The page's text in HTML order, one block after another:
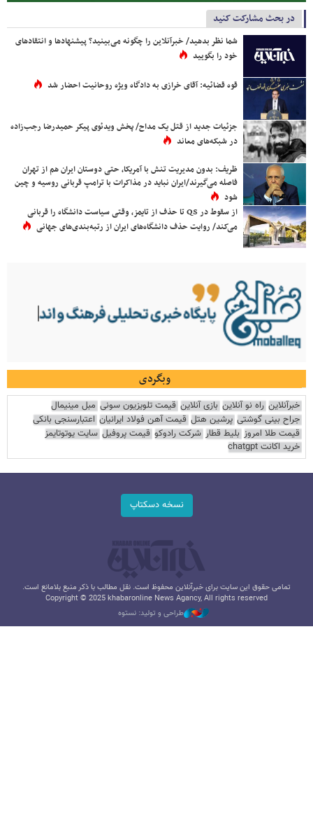
در بحث مشارکت کنید
شما نظر بدهید/ خبرآنلاین را چگونه می‌بینید؟ پیشنهادها و انتقادهای
خود را بگویید
قوه قضائیه: آقای خرازی به دادگاه ویژه روحانیت احضار شد
جزئیات جدید از قتل یک مداح/ پخش ویدئوی پیکر حمیدرضا رجب‌زاده
در شبکه‌های معاند
ظریف: بدون مدیریت تنش با آمریکا، حتی دوستان ایران هم از تهران
فاصله می‌گیرند/ایران نباید در مذاکرات با ترامپ قربانی روسیه و چین
شود
از سقوط در QS تا حذف از تایمز، وقتی سیاست دانشگاه را قربانی
می‌کند/ روایت حذف دانشگاه‌های ایران از رتبه‌بندی‌های جهانی
وبگردی
خبرآنلاین راه نو آنلاین بازی آنلاین قیمت تلویزیون سونی مبل مینیمال
جراح بینی گوشتی پرشین هتل قیمت آهن فولاد ایرانیان اعتبارسنجی بانکی
قیمت طلا امروز بلیط قطار شرکت رادوکو قیمت پروفیل سایت یوتوتایمز
خرید اکانت chatgpt
نسخه دسکتاپ
تمامی حقوق این سایت برای خبرآنلاین محفوظ است. نقل مطالب با ذکر منبع بلامانع است.
Copyright © 2025 khabaronline News Agancy, All rights reserved
طراحی و تولید: نستوه